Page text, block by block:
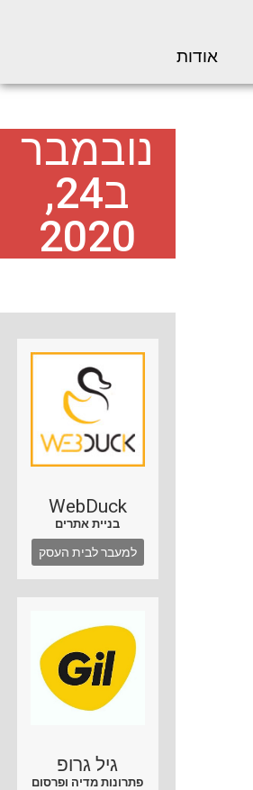
אודות
נובמבר
ב24,
2020
WebDuck
בניית אתרים
למעבר לבית העסק
גיל גרופ
פתרונות מדיה ופרסום